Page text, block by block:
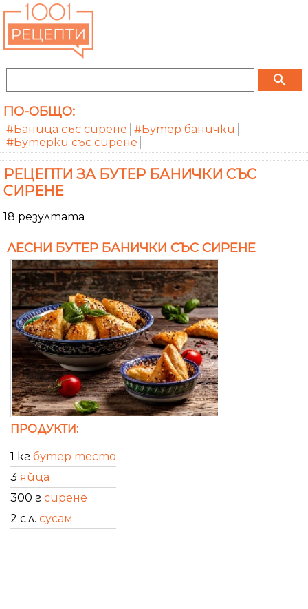
search
ПО-ОБЩО:
#Баница със сирене #Бутер банички
#Бутерки със сирене
РЕЦЕПТИ ЗА БУТЕР БАНИЧКИ СЪС
СИРЕНЕ
18 резултата
ЛЕСНИ БУТЕР БАНИЧКИ СЪС СИРЕНЕ
ПРОДУКТИ:
1 кг бутер тесто
3 яйца
300 г сирене
2 с.л. сусам